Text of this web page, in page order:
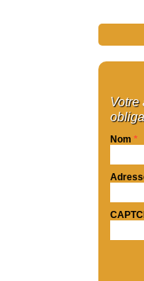
Votre
Nom *